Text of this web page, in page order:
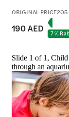
ORIGINAL PRICE205
190 AED 7 %
Slide 1 of 1,
through an